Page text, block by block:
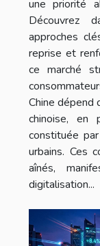
une priorité
Découvrez
approches
reprise et
ce marché
Chine dépend
chinoise, en
constituée
urbains. Ces
aînés,
digitalisation...